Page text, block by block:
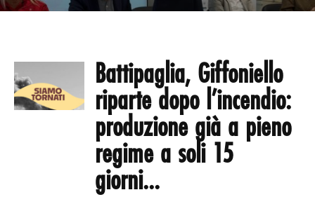
Battipaglia, Giffoniello
riparte dopo l’incendio:
produzione già a pieno
regime a soli 15
giorni...